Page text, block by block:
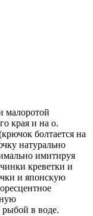
малоротой
края и на о.
болтается на
натурально
имитируя
креветки и
и японскую
рыбой в воде.